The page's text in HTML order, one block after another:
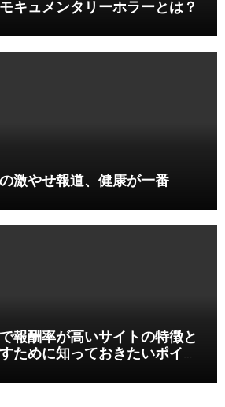
キュメンタリーホラーとは？
激やせ報道、健康が一番
報酬率が高いサイトの特徴と
ために知っておきたいポイン